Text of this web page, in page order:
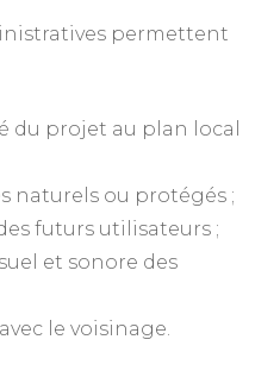
permettent
du projet au plan local
naturels ou protégés ;
futurs utilisateurs ;
et sonore des
le voisinage.